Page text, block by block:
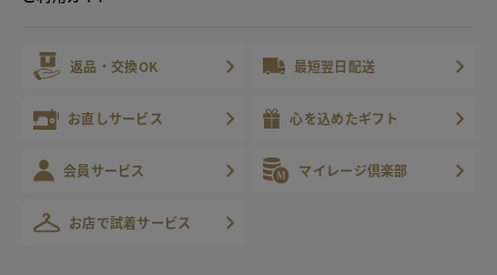
返品・交換OK 最短翌日配送
お直しサービス 心を込めたギフト
会員サービス マイレージ倶楽部
お店で試着サービス